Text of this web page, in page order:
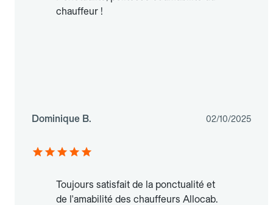
chauffeur !
Dominique B. 02/10/2025
Toujours satisfait de la ponctualité et
de l'amabilité des chauffeurs Allocab.